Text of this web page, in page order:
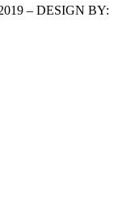
– DESIGN BY: